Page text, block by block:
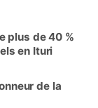
plus de 40 %
en Ituri
de la